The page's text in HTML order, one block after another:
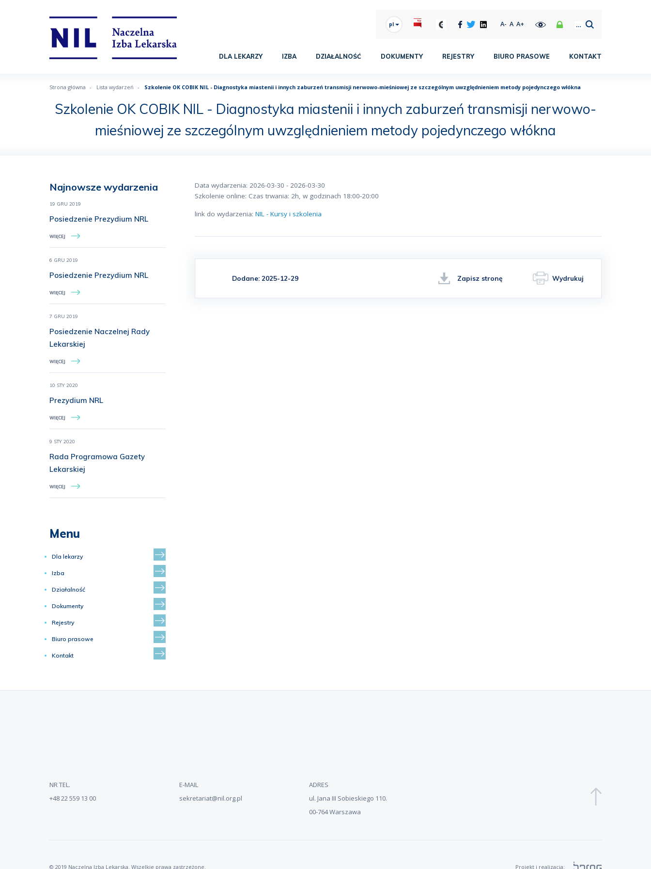
pl A- A A+
DLA LEKARZY IZBA DZIAŁALNOŚĆ DOKUMENTY REJESTRY BIURO PRASOWE KONTAKT
Strona główna Lista wydarzeń Szkolenie OK COBIK NIL - Diagnostyka miastenii i innych zaburzeń transmisji nerwowo-mieśniowej ze szczególnym uwzględnieniem metody pojedynczego włókna
Szkolenie OK COBIK NIL - Diagnostyka miastenii i innych zaburzeń transmisji nerwowo-
mieśniowej ze szczególnym uwzględnieniem metody pojedynczego włókna
Najnowsze wydarzenia
19 GRU 2019
Posiedzenie Prezydium NRL
WIĘCEJ
6 GRU 2019
Posiedzenie Prezydium NRL
WIĘCEJ
7 GRU 2019
Posiedzenie Naczelnej Rady
Lekarskiej
WIĘCEJ
10 STY 2020
Prezydium NRL
WIĘCEJ
9 STY 2020
Rada Programowa Gazety
Lekarskiej
WIĘCEJ
Menu
Dla lekarzy
Izba
Działalność
Dokumenty
Rejestry
Biuro prasowe
Kontakt
Data wydarzenia: 2026-03-30 - 2026-03-30
Szkolenie online: Czas trwania: 2h, w godzinach 18:00-20:00
link do wydarzenia: NIL - Kursy i szkolenia
Dodane: 2025-12-29 Zapisz stronę Wydrukuj
NR TEL.
+48 22 559 13 00
E-MAIL
sekretariat@nil.org.pl
ADRES
ul. Jana III Sobieskiego 110.
00-764 Warszawa
© 2019 Naczelna Izba Lekarska. Wszelkie prawa zastrzeżone. Projekt i realizacja: